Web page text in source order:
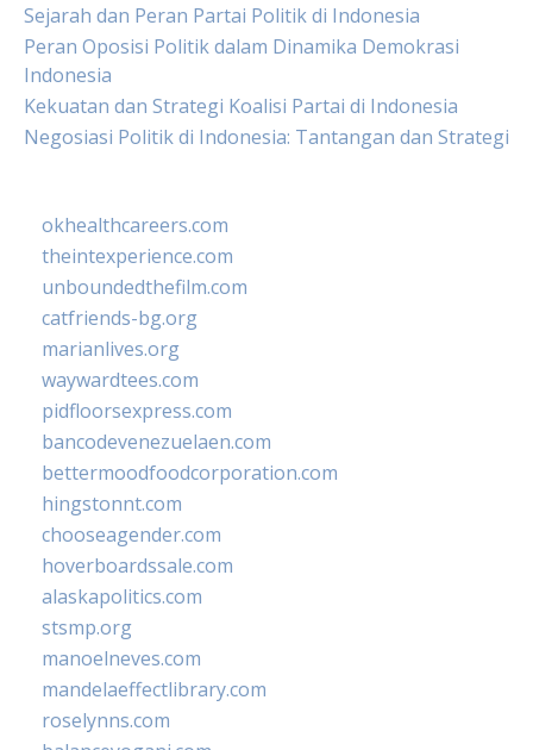
Sejarah dan Peran Partai Politik di Indonesia
Peran Oposisi Politik dalam Dinamika Demokrasi
Indonesia
Kekuatan dan Strategi Koalisi Partai di Indonesia
Negosiasi Politik di Indonesia: Tantangan dan Strategi
okhealthcareers.com
theintexperience.com
unboundedthefilm.com
catfriends-bg.org
marianlives.org
waywardtees.com
pidfloorsexpress.com
bancodevenezuelaen.com
bettermoodfoodcorporation.com
hingstonnt.com
chooseagender.com
hoverboardssale.com
alaskapolitics.com
stsmp.org
manoelneves.com
mandelaeffectlibrary.com
roselynns.com